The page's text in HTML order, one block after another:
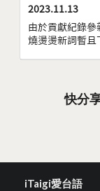
2023.11.13
由於貢獻紀錄參
燒燙燙新詞暫且
快分
iTaigi愛台語